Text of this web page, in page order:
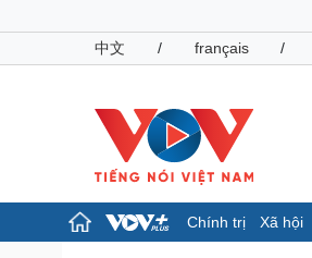
中文
/ français /
Chính trị Xã hội